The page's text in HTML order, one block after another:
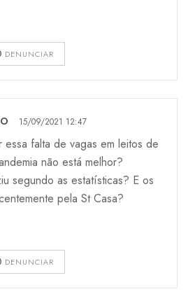
DENUNCIAR
15/09/2021 12:47
falta de vagas em leitos de
não está melhor?
segundo as estatísticas? E os
pela St Casa?
DENUNCIAR